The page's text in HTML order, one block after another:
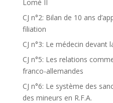
Lomé II
CJ n°2: Bilan de 10 ans
filiation
CJ n°3: Le médecin devant
CJ n°5: Les relations
franco-allemandes
CJ n°6: Le système des
des mineurs en R.F.A.